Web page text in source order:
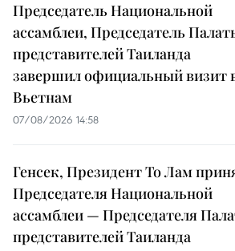
Председатель Национальной
ассамблеи, Председатель
представителей Таиланда
завершил официальный визит
Вьетнам
07/08/2026 14:58
Генсек, Президент То Лам
Председателя Национальной
ассамблеи — Председателя
представителей Таиланда